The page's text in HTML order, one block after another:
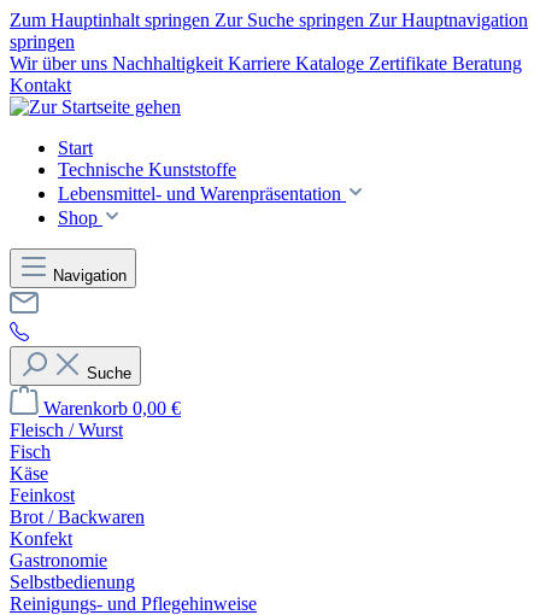
Zum Hauptinhalt springen Zur Suche springen Zur Hauptnavigation
springen
Wir über uns Nachhaltigkeit Karriere Kataloge Zertifikate Beratung
Kontakt
Start
Technische Kunststoffe
Lebensmittel- und Warenpräsentation
Shop
Navigation
Suche
Warenkorb 0,00 €
Fleisch / Wurst
Fisch
Käse
Feinkost
Brot / Backwaren
Konfekt
Gastronomie
Selbstbedienung
Reinigungs- und Pflegehinweise